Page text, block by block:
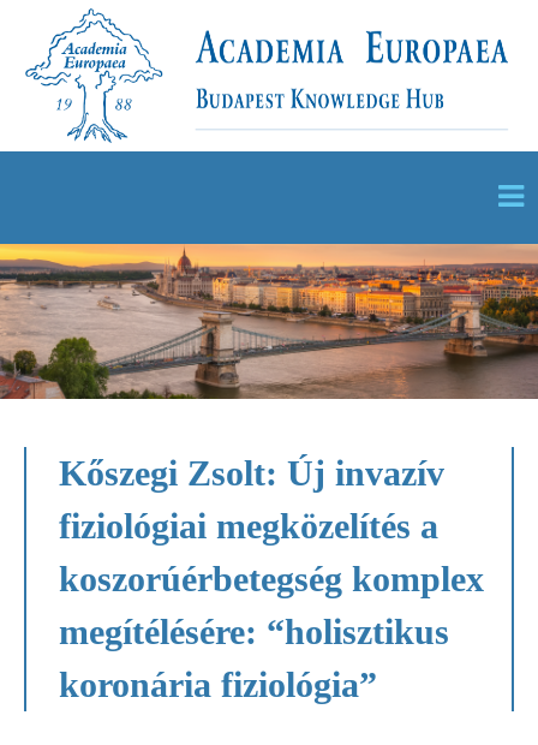
Kőszegi Zsolt: Új invazív
fiziológiai megközelítés a
koszorúérbetegség komplex
megítélésére: “holisztikus
koronária fiziológia”